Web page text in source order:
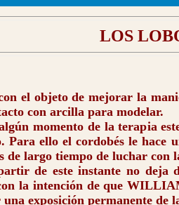
LOS
el objeto de mejorar la
con arcilla para modelar.
momento de la terapia
Para ello el cordobés le hace
de largo tiempo de luchar
de este instante no deja
la intención de que
exposición permanente de